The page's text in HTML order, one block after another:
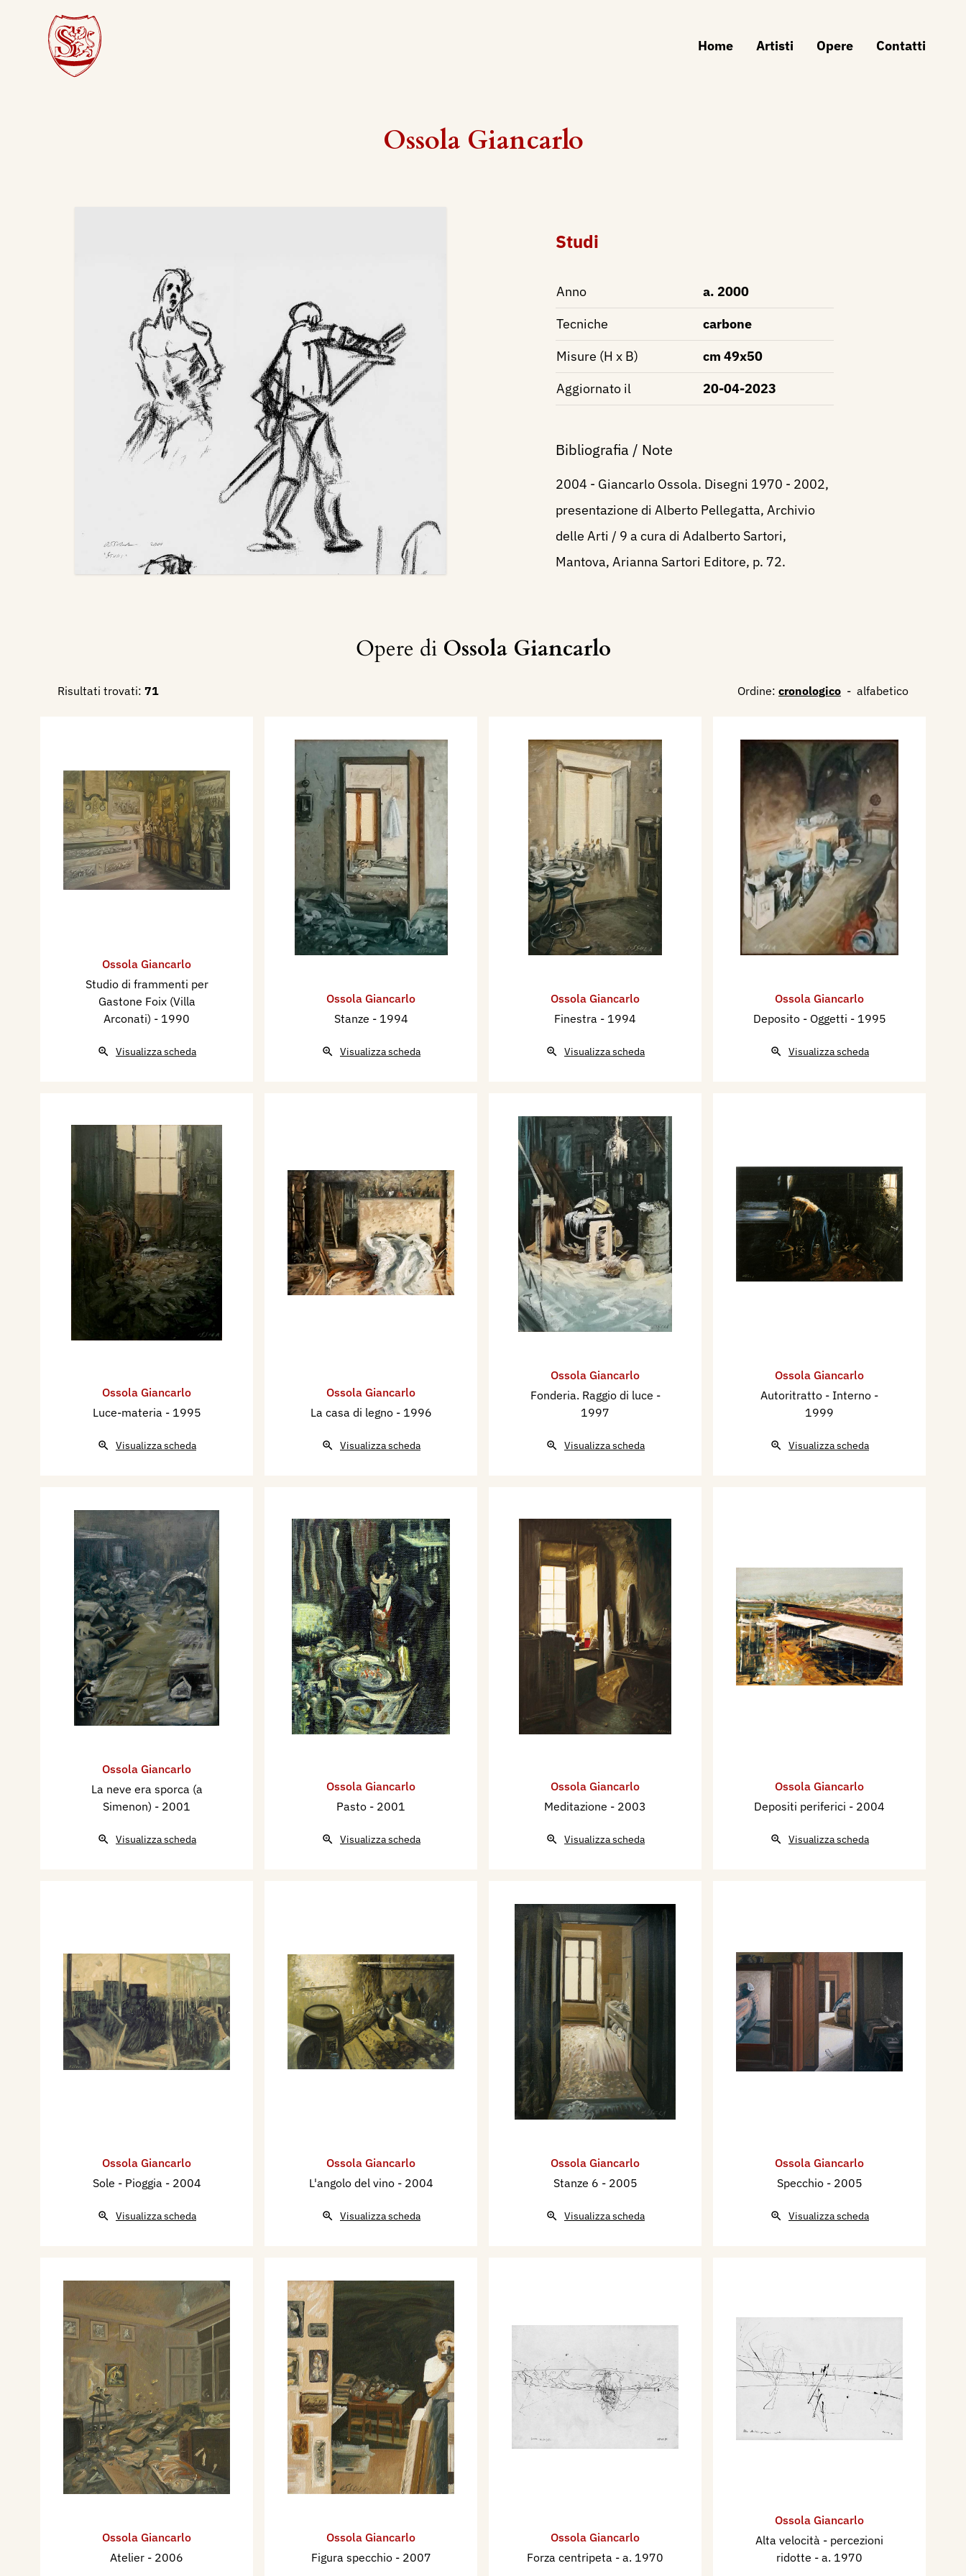
Home Artisti Opere Contatti
Ossola Giancarlo
Studi
Anno
a. 2000
Tecniche
carbone
Misure (H x B)
cm 49x50
Aggiornato il
20-04-2023
Bibliografia / Note
2004 - Giancarlo Ossola. Disegni 1970 - 2002,
presentazione di Alberto Pellegatta, Archivio
delle Arti / 9 a cura di Adalberto Sartori,
Mantova, Arianna Sartori Editore, p. 72.
Opere di Ossola Giancarlo
Risultati trovati: 71 Ordine: cronologico - alfabetico
Ossola Giancarlo
Studio di frammenti per
Gastone Foix (Villa
Arconati) - 1990
Visualizza scheda
Ossola Giancarlo
Stanze - 1994
Visualizza scheda
Ossola Giancarlo
Finestra - 1994
Visualizza scheda
Ossola Giancarlo
Deposito - Oggetti - 1995
Visualizza scheda
Ossola Giancarlo
Luce-materia - 1995
Visualizza scheda
Ossola Giancarlo
La casa di legno - 1996
Visualizza scheda
Ossola Giancarlo
Fonderia. Raggio di luce -
1997
Visualizza scheda
Ossola Giancarlo
Autoritratto - Interno -
1999
Visualizza scheda
Ossola Giancarlo
La neve era sporca (a
Simenon) - 2001
Visualizza scheda
Ossola Giancarlo
Pasto - 2001
Visualizza scheda
Ossola Giancarlo
Meditazione - 2003
Visualizza scheda
Ossola Giancarlo
Depositi periferici - 2004
Visualizza scheda
Ossola Giancarlo
Sole - Pioggia - 2004
Visualizza scheda
Ossola Giancarlo
L'angolo del vino - 2004
Visualizza scheda
Ossola Giancarlo
Stanze 6 - 2005
Visualizza scheda
Ossola Giancarlo
Specchio - 2005
Visualizza scheda
Ossola Giancarlo
Atelier - 2006
Ossola Giancarlo
Figura specchio - 2007
Ossola Giancarlo
Forza centripeta - a. 1970
Ossola Giancarlo
Alta velocità - percezioni
ridotte - a. 1970